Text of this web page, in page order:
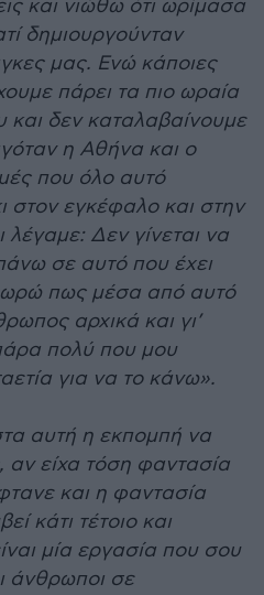
και νιώθω ότι ωρίμασα
δημιουργούνταν
μας. Ενώ κάποιες
πάρει τα πιο ωραία
και δεν καταλαβαίνουμε
η Αθήνα και ο
που όλο αυτό
στον εγκέφαλο και στην
Δεν γίνεται να
σε αυτό που έχει
πως μέσα από αυτό
αρχικά και γι’
πολύ που μου
για να το κάνω».
αυτή η εκπομπή να
αν είχα τόση φαντασία
και η φαντασία
κάτι τέτοιο και
μία εργασία που σου
άνθρωποι σε